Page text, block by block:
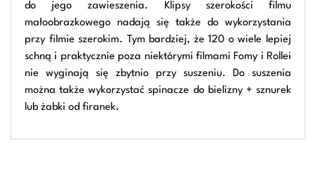
do jego zawieszenia. Klipsy szerokości filmu
małoobrazkowego nadają się także do wykorzystania
przy filmie szerokim. Tym bardziej, że 120 o wiele lepiej
schną i praktycznie poza niektórymi filmami Fomy i Rollei
nie wyginają się zbytnio przy suszeniu. Do suszenia
można także wykorzystać spinacze do bielizny + sznurek
lub żabki od firanek.